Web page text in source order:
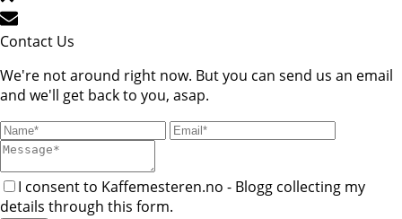
Contact Us
We're not around right now. But you can send us an email
and we'll get back to you, asap.
I consent to Kaffemesteren.no - Blogg collecting my
details through this form.